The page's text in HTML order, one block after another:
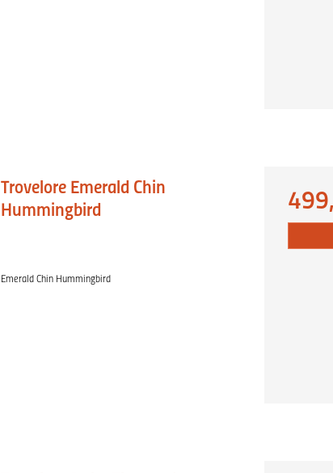
Trovelore Emerald Chin
Hummingbird
Emerald Chin Hummingbird